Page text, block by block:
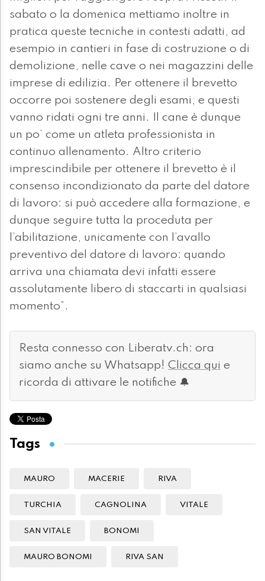
sabato o la domenica mettiamo inoltre in
pratica queste tecniche in contesti adatti, ad
esempio in cantieri in fase di costruzione o di
demolizione, nelle cave o nei magazzini delle
imprese di edilizia. Per ottenere il brevetto
occorre poi sostenere degli esami, e questi
vanno ridati ogni tre anni. Il cane è dunque
un po’ come un atleta professionista in
continuo allenamento. Altro criterio
imprescindibile per ottenere il brevetto è il
consenso incondizionato da parte del datore
di lavoro: si può accedere alla formazione, e
dunque seguire tutta la proceduta per
l’abilitazione, unicamente con l’avallo
preventivo del datore di lavoro: quando
arriva una chiamata devi infatti essere
assolutamente libero di staccarti in qualsiasi
momento”.
Resta connesso con Liberatv.ch: ora
siamo anche su Whatsapp! Clicca qui e
ricorda di attivare le notifiche 🔔
Tags
MAURO MACERIE RIVA
TURCHIA CAGNOLINA VITALE
SAN VITALE BONOMI
MAURO BONOMI RIVA SAN